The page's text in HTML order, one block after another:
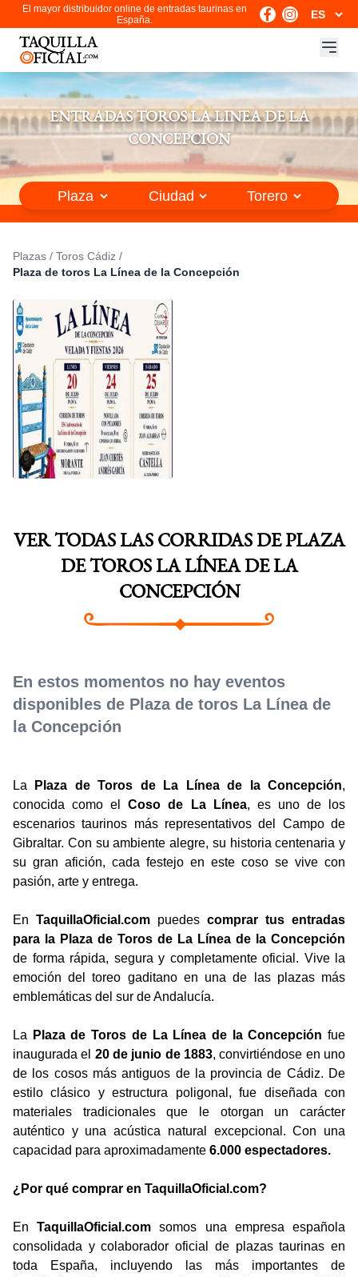
El mayor distribuidor online de entradas taurinas en
España.
ENTRADAS TOROS LA LINEA DE LA
CONCEPCION
Plazas / Toros Cádiz /
Plaza de toros La Línea de la Concepción
VER TODAS LAS CORRIDAS DE PLAZA
DE TOROS LA LÍNEA DE LA
CONCEPCIÓN
En estos momentos no hay eventos
disponibles de Plaza de toros La Línea de
la Concepción
La Plaza de Toros de La Línea de la Concepción,
conocida como elCoso de La Línea, es uno de los
escenarios taurinos más representativos del Campo de
Gibraltar. Con su ambiente alegre, su historia centenaria y
su gran afición, cada festejo en este coso se vive con
pasión, arte y entrega.
En TaquillaOficial.com puedes comprar tus entradas
para la Plaza de Toros de La Línea de la Concepción
de forma rápida, segura y completamente oficial. Vive la
emoción del toreo gaditano en una de las plazas más
emblemáticas del sur de Andalucía.
La Plaza de Toros de La Línea de la Concepción fue
inaugurada el 20 de junio de 1883, convirtiéndose en uno
de los cosos más antiguos de la provincia de Cádiz. De
estilo clásico y estructura poligonal, fue diseñada con
materiales tradicionales que le otorgan un carácter
auténtico y una acústica natural excepcional. Con una
capacidad para aproximadamente 6.000 espectadores.
¿Por qué comprar en TaquillaOficial.com?
EnTaquillaOficial.com somos una empresa española
consolidada y colaborador oficial de plazas taurinas en
toda España, incluyendo las más importantes de